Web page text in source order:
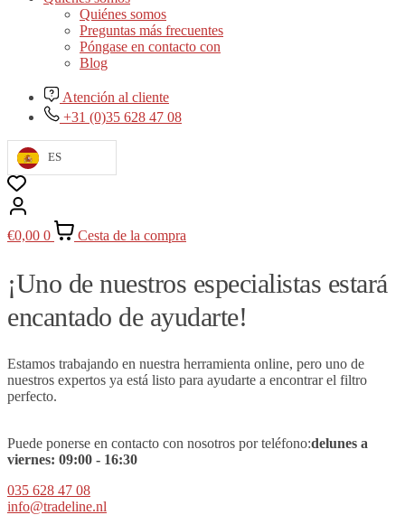
Quiénes somos
Preguntas más frecuentes
Póngase en contacto con
Blog
Atención al cliente
+31 (0)35 628 47 08
ES
€0,00 0 Cesta de la compra
¡Uno de nuestros especialistas estará
encantado de ayudarte!
Estamos trabajando en nuestra herramienta online, pero uno de
nuestros expertos ya está listo para ayudarte a encontrar el filtro
perfecto.
Puede ponerse en contacto con nosotros por teléfono:delunes a
viernes: 09:00 - 16:30
035 628 47 08
info@tradeline.nl